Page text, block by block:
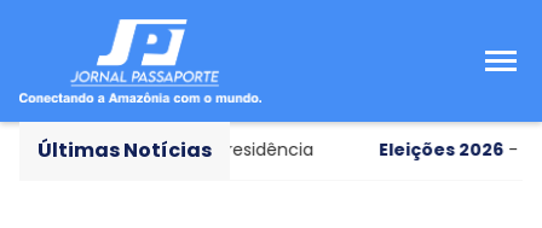
Últimas Notícias
em chapa pura à Presidência Eleições 2026 - Flávio